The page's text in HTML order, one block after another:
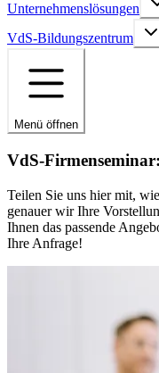
Unternehmenslösungen
VdS-Bildungszentrum
Menü öffnen
VdS-
Teilen Sie uns hier mit,
genauer wir Ihre
Ihnen das passende
Ihre Anfrage!